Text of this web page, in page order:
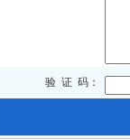
验 证 码：